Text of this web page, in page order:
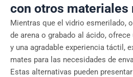
con otros materiales
Mientras que el vidrio esmerilado,
de arena o grabado al ácido,
y una agradable experiencia táctil,
mates para las necesidades de
Estas alternativas pueden